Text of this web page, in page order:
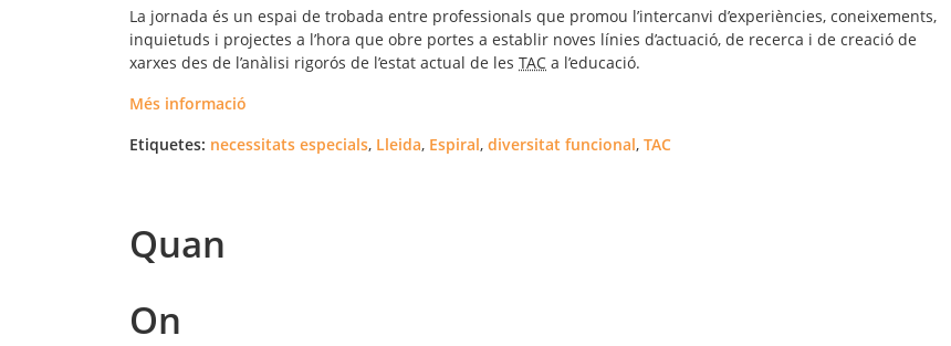
La jornada és un espai de trobada entre professionals que promou l’intercanvi d’experiències, coneixements,
inquietuds i projectes a l’hora que obre portes a establir noves línies d’actuació, de recerca i de creació de
xarxes des de l’anàlisi rigorós de l’estat actual de les TAC a l’educació.
Més informació
Etiquetes: necessitats especials, Lleida, Espiral, diversitat funcional, TAC
Quan
On